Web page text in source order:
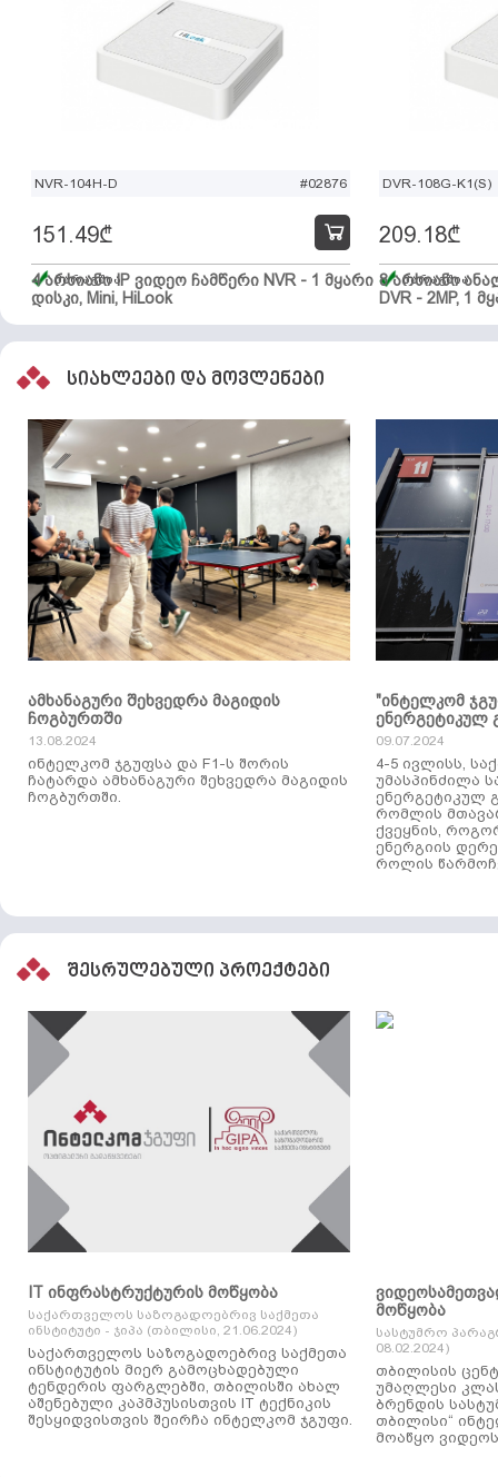
NVR-104H-D #02876
4 არხიანი IP ვიდეო ჩამწერი NVR - 1 მყარი
დისკი, Mini, HiLook
151.49₾
მარაგშია
DVR-108G-K1(S)
8 არხიანი
DVR - 2MP, 1
209.18₾
მარაგშია
სიახლეები და მოვლენები
ამხანაგური შეხვედრა მაგიდის
ჩოგბურთში
13.08.2024
ინტელკომ ჯგუფსა და F1-ს შორის
ჩატარდა ამხანაგური შეხვედრა მაგიდის
ჩოგბურთში.
"ინტელკომ
ენერგეტიკულ
09.07.2024
4-5 ივლისს,
უმასპინძილა
ენერგეტიკულ
რომლის
ქვეყნის,
ენერგიის
როლის
შესრულებული პროექტები
IT ინფრასტრუქტურის მოწყობა
საქართველოს საზოგადოებრივ საქმეთა
ინსტიტუტი - ჯიპა (თბილისი, 21.06.2024)
საქართველოს საზოგადოებრივ საქმეთა
ინსტიტუტის მიერ გამოცხადებული
ტენდერის ფარგლებში, თბილისში ახალ
აშენებული კაპმპუსისთვის IT ტექნიკის
შესყიდვისთვის შეირჩა ინტელკომ ჯგუფი.
მოწყობა
სასტუმრო
08.02.2024)
თბილისის
უმაღლესი
ბრენდის
თბილისი“
მოაწყო